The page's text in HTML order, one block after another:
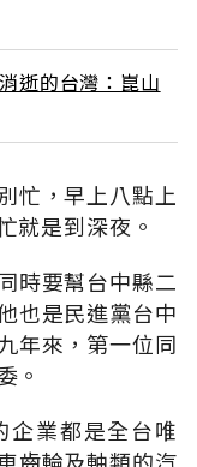
逝的台灣：崑山
忙，早上八點上
就是到深夜。
時要幫台中縣二
也是民進黨台中
年來，第一位同
。
企業都是全台唯
齒輪及軸類的汽